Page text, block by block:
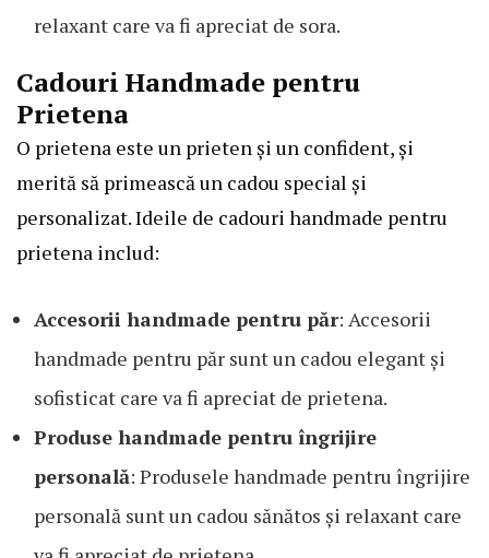
relaxant care va fi apreciat de sora.
Cadouri Handmade pentru
Prietena
O prietena este un prieten și un confident, și
merită să primească un cadou special și
personalizat. Ideile de cadouri handmade pentru
prietena includ:
Accesorii handmade pentru păr: Accesorii
handmade pentru păr sunt un cadou elegant și
sofisticat care va fi apreciat de prietena.
Produse handmade pentru îngrijire
personală: Produsele handmade pentru îngrijire
personală sunt un cadou sănătos și relaxant care